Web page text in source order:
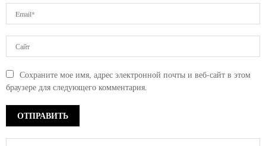
Сохраните мое имя, адрес электронной почты и веб-сайт в этом
браузере для следующего комментария.